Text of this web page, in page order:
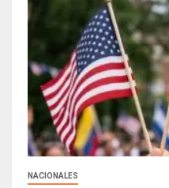
NACIONALES